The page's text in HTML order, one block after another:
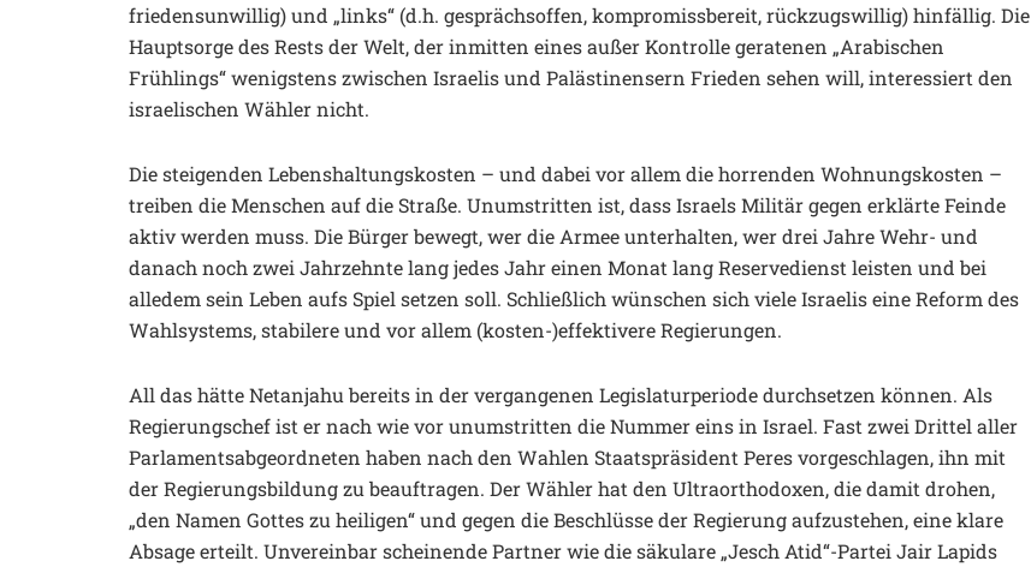
friedensunwillig) und „links“ (d.h. gesprächsoffen, kompromissbereit, rückzugswillig) hinfällig. Die
Hauptsorge des Rests der Welt, der inmitten eines außer Kontrolle geratenen „Arabischen
Frühlings“ wenigstens zwischen Israelis und Palästinensern Frieden sehen will, interessiert den
israelischen Wähler nicht.
Die steigenden Lebenshaltungskosten – und dabei vor allem die horrenden Wohnungskosten –
treiben die Menschen auf die Straße. Unumstritten ist, dass Israels Militär gegen erklärte Feinde
aktiv werden muss. Die Bürger bewegt, wer die Armee unterhalten, wer drei Jahre Wehr- und
danach noch zwei Jahrzehnte lang jedes Jahr einen Monat lang Reservedienst leisten und bei
alledem sein Leben aufs Spiel setzen soll. Schließlich wünschen sich viele Israelis eine Reform des
Wahlsystems, stabilere und vor allem (kosten-)effektivere Regierungen.
All das hätte Netanjahu bereits in der vergangenen Legislaturperiode durchsetzen können. Als
Regierungschef ist er nach wie vor unumstritten die Nummer eins in Israel. Fast zwei Drittel aller
Parlamentsabgeordneten haben nach den Wahlen Staatspräsident Peres vorgeschlagen, ihn mit
der Regierungsbildung zu beauftragen. Der Wähler hat den Ultraorthodoxen, die damit drohen,
„den Namen Gottes zu heiligen“ und gegen die Beschlüsse der Regierung aufzustehen, eine klare
Absage erteilt. Unvereinbar scheinende Partner wie die säkulare „Jesch Atid“-Partei Jair Lapids